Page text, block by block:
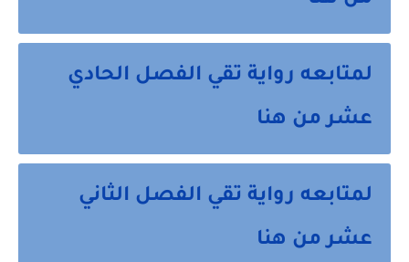
لمتابعه رواية تقي الفصل الحادي
عشر من هنا
لمتابعه رواية تقي الفصل الثاني
عشر من هنا